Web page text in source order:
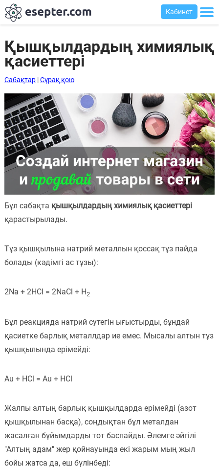
Сабақтар
тақтасы
Кіру
Қазақша-
ағылшынша
сөздік
Ағылшынша-
сөздік
Тіркелу
Кабинет
Қышқылдардың химиялық
қасиеттері
Сабақтар|Сұрақ қою
Бұл сабақта қышқылдардың химиялық қасиеттері
қарастырылады.
Тұз қышқылына натрий металлын қоссақ тұз пайда
болады (кәдімгі ас тұзы):
2Na + 2HCl = 2NaCl + H2
Бұл реакцияда натрий сутегін ығыстырды, бұндай
қасиетке барлық металлдар ие емес. Мысалы алтын тұз
қышқылында ерімейді:
Au + HCl = Au + HCl
Жалпы алтың барлық қышқылдарда ерімейді (азот
қышқылынан басқа), соңдықтан бұл металдан
жасалған бұйымдарды тот баспайды. Әлемге әйгілі
"Алтың адам" жер қойнауында екі жарым мың жыл
бойы жатса да, еш бүлінбеді: